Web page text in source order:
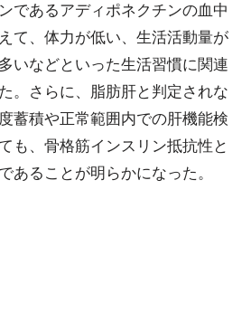
であるアディポネクチンの血中
て、体力が低い、生活活動量が
いなどといった生活習慣に関連
。さらに、脂肪肝と判定されな
蓄積や正常範囲内での肝機能検
も、骨格筋インスリン抵抗性と
あることが明らかになった。